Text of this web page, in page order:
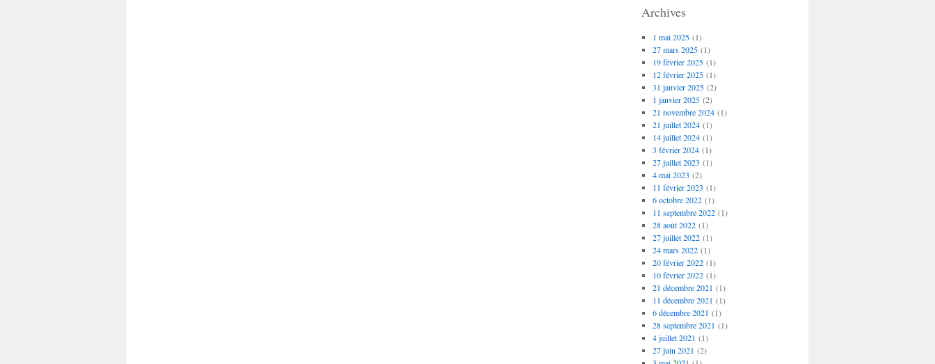
Archives
1 mai 2025(1)
27 mars 2025(1)
19 février 2025(1)
12 février 2025(1)
31 janvier 2025(2)
1 janvier 2025(2)
21 novembre 2024(1)
21 juillet 2024(1)
14 juillet 2024(1)
3 février 2024(1)
27 juillet 2023 (1)
4 mai 2023 (2)
11 février 2023 (1)
6 octobre 2022(1)
11 septembre 2022(1)
28 août 2022(1)
27 juillet 2022(1)
24 mars 2022(1)
20 février 2022(1)
10 février 2022(1)
21 décembre 2021 (1)
11 décembre 2021 (1)
6 décembre 2021 (1)
28 septembre 2021 (1)
4 juillet 2021 (1)
27 juin 2021 (2)